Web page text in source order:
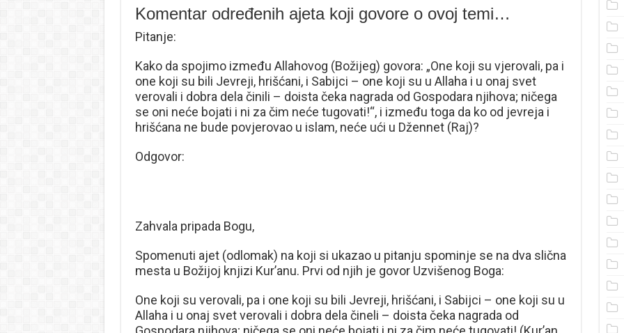
Komentar određenih ajeta koji govore o ovoj temi…
Pitanje:
Kako da spojimo između Allahovog (Božijeg) govora: „One koji su vjerovali, pa i
one koji su bili Jevreji, hrišćani, i Sabijci – one koji su u Allaha i u onaj svet
verovali i dobra dela činili – doista čeka nagrada od Gospodara njihova; ničega
se oni neće bojati i ni za čim neće tugovati!“, i između toga da ko od jevreja i
hrišćana ne bude povjerovao u islam, neće ući u Džennet (Raj)?
Odgovor:
Zahvala pripada Bogu,
Spomenuti ajet (odlomak) na koji si ukazao u pitanju spominje se na dva slična
mesta u Božijoj knjizi Kur’anu. Prvi od njih je govor Uzvišenog Boga:
One koji su verovali, pa i one koji su bili Jevreji, hrišćani, i Sabijci – one koji su u
Allaha i u onaj svet verovali i dobra dela čineli – doista čeka nagrada od